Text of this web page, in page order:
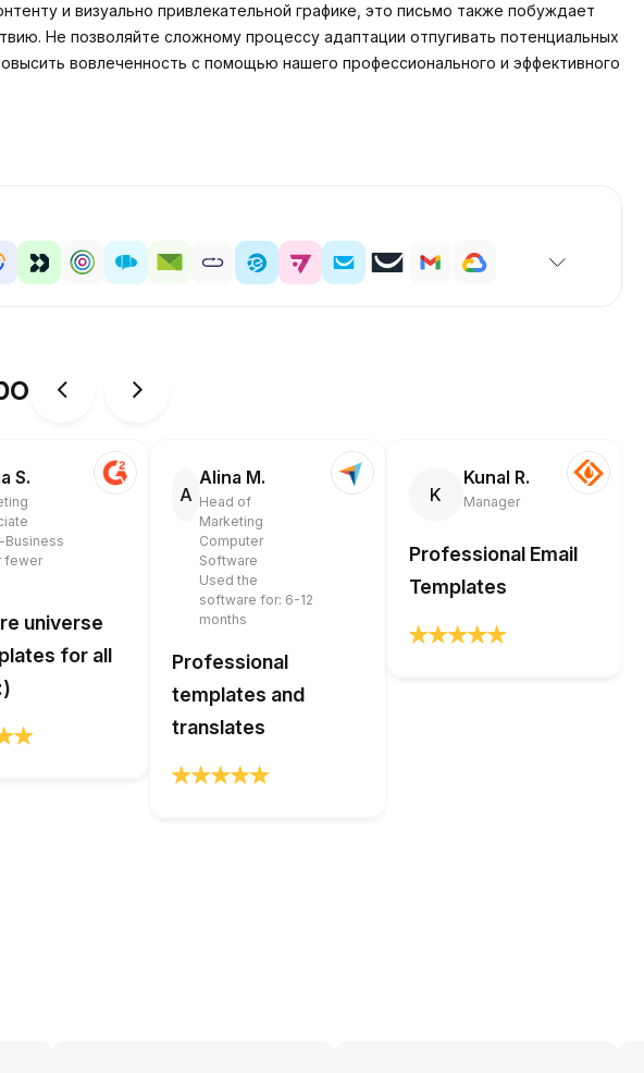
и визуально привлекательной графике, это письмо также побуждает
Не позволяйте сложному процессу адаптации отпугивать потенциальных
вовлеченность с помощью нашего профессионального и эффективного
S.
Business
fewer
universe
for all
A
Alina M.
Head of
Marketing
Computer
Software
Used the
software for: 6-12
months
Professional
templates and
translates
K
Kunal R.
Manager
Professional Email
Templates